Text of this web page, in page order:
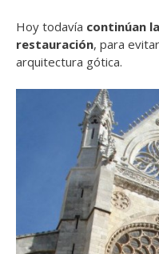
Hoy todavía continúan
restauración, para
arquitectura gótica.